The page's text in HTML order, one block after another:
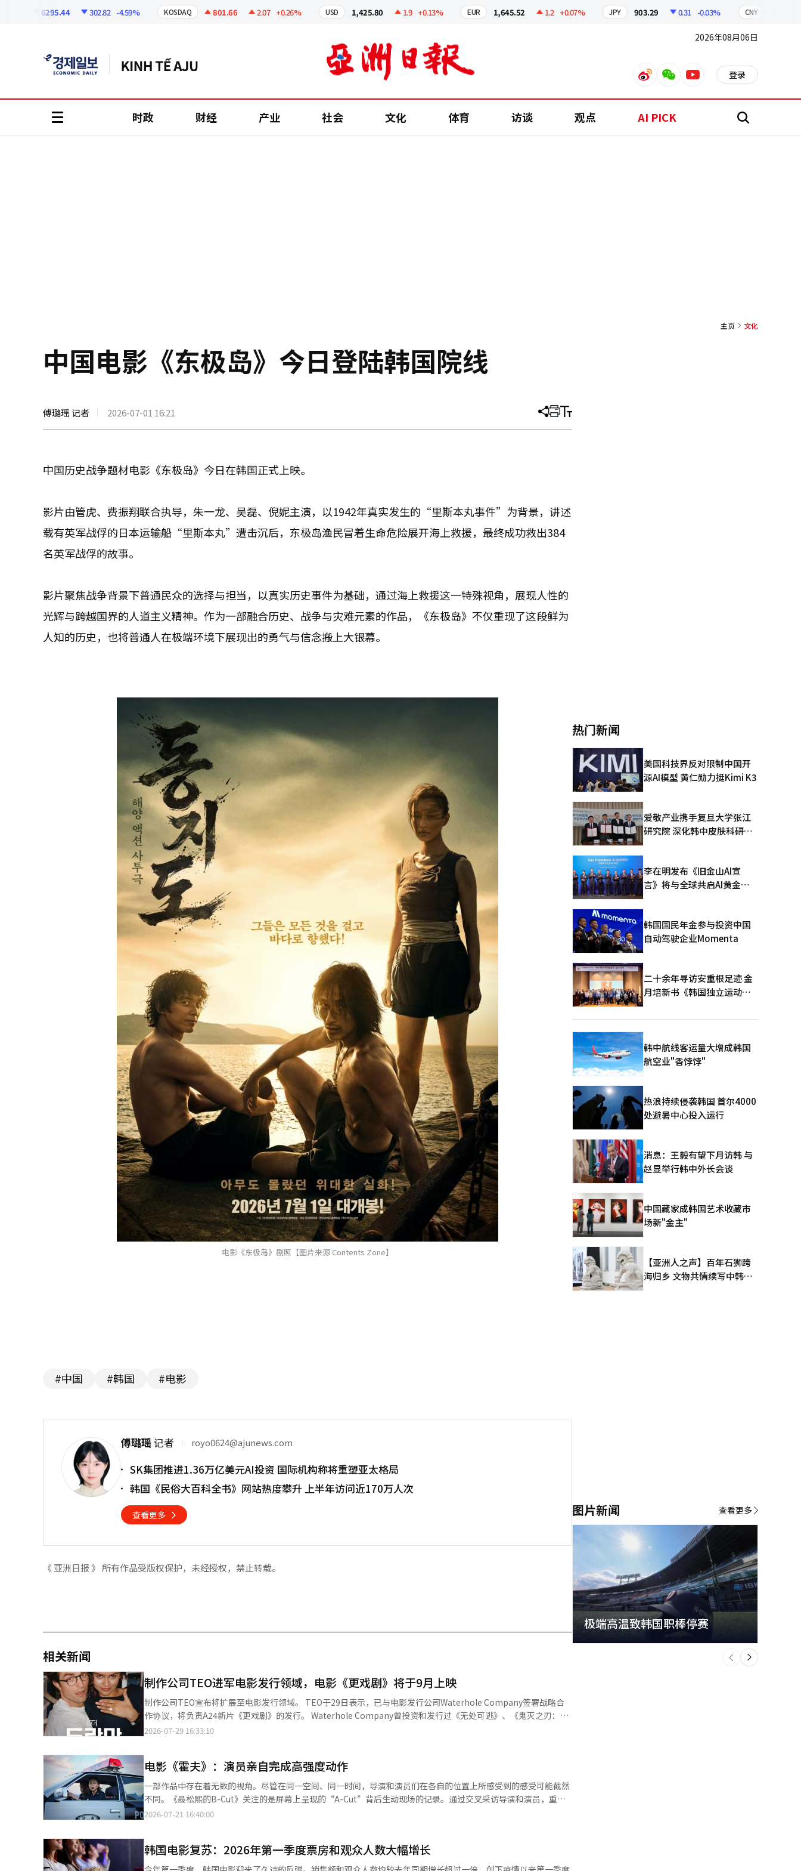
6295.44 302.82 -4.59% KOSDAQ 801.66 2.07 +0.26% USD 1,425.80 +0.13% EUR 1,645.52 +0.07% 903.29 0.31 -0.03% CNY 211.21
2026年08月06日
weiboweixinyoutube 登录
时政 财经 产业 社会 文化 体育 访谈 观点 AI PICK 搜
主页 文化
中国电影《东极岛》今日登陆韩国院线
傅璐瑶 记者 2026-07-01 16:21 分
文
打 调
大
中国历史战争题材电影《东极岛》今日在韩国正式上映。
影片由管虎、费振翔联合执导，朱一龙、吴磊、倪妮主演，以1942年真实发生的“里斯本丸事件”为背景，讲述
载有英军战俘的日本运输船“里斯本丸”遭击沉后，东极岛渔民冒着生命危险展开海上救援，最终成功救出384
名英军战俘的故事。
影片聚焦战争背景下普通民众的选择与担当，以真实历史事件为基础，通过海上救援这一特殊视角，展现人性的
光辉与跨越国界的人道主义精神。作为一部融合历史、战争与灾难元素的作品，《东极岛》不仅重现了这段鲜为
人知的历史，也将普通人在极端环境下展现出的勇气与信念搬上大银幕。
电影《东极岛》剧照【图片来源 Contents Zone】
#中国 #韩国 #电影
傅璐瑶记者 royo0624@ajunews.com
SK集团推进1.36万亿美元AI投资 国际机构称将重塑亚太格局
韩国《民俗大百科全书》网站热度攀升 上半年访问近170万人次
查看更多
《 亚洲日报 》 所有作品受版权保护，未经授权，禁止转载。
相关新闻
制作公司TEO进军电影发行领域，电影《更戏剧》将于9月上映
制作公司TEO宣布将扩展至电影发行领域。 TEO于29日表示，已与电影发行公司Waterhole Company签署战略合
作协议，将负责A24新片《更戏剧》的发行。 Waterhole Company曾投资和发行过《无处可逃》、《鬼灭之刃：无
限列车篇》、《爆裂鼓手》、《情书》、《分手的决心》、《经纪人》、《共助2》等多部作品。 通过此次合作，
片由Zendaya和罗伯特·帕丁森主演，被视为A24在2026年的期待之作。 TEO计划以《更戏剧》为起点，拓展其在
综艺和电影领域的内容交集，这与其近期发布的品牌重塑口号“点燃它（SPARK IT）”相呼应。 由金泰浩制作人创
立的TEO，过去推出了《地球麻布世界旅行》、《魔鬼计划》系列、《身体：100》、《好日子》、《沙龙滴》等跨
越多种类型和平台的内容。 金泰浩表示：“TEO追求的内容不仅仅是屏幕上的视频，而是大众所经历的每一个有价值
的瞬间。我们希望打破长视频与短视频、综艺与电影的界限，始终与热爱内容的人们更近一步。” 目前，TEO正在播
划3》等多部内容。※ 本报道经人工智能（AI）系统翻译与编辑。
2026-07-29 16:33:10
电影《霍夫》：演员亲自完成高强度动作
一部作品中存在着无数的视角。尽管在同一空间、同一时间，导演和演员们在各自的位置上所感受到的感受可能截然
不同。《最松熙的B-Cut》关注的是屏幕上呈现的“A-Cut”背后生动现场的记录。通过交叉采访导演和演员，重构
那些比完成的画面更为热烈的“B-Cut”瞬间。<编辑者注>电影《霍夫》剧照除了演员们的动作，现场也留下了许多
老师在宇宙飞船坠落时，在类似保健所的地方打开门向外看的脸。我认为那是经验的体现。看似微不足道，但那种感
觉很好。”（赵寅成）罗洪镇导演对与林贤植的合作也留下了深刻的印象。饰演海秀叔叔的林贤植需要消化长台词，
2026-07-21 16:40:00
韩国电影复苏：2026年第一季度票房和观众人数大幅增长
热门新闻
美国科技界反对限制中国开
源AI模型 黄仁勋力挺Kimi K3
爱敬产业携手复旦大学张江
研究院 深化韩中皮肤科研合
李在明发布《旧金山AI宣
言》将与全球共启AI黄金时
韩国国民年金参与投资中国
自动驾驶企业Momenta
二十余年寻访安重根足迹 金
月培新书《韩国独立运动圣
版
韩中航线客运量大增成韩国
航空业"香饽饽"
热浪持续侵袭韩国 首尔4000
处避暑中心投入运行
消息：王毅有望下月访韩 与
赵显举行韩中外长会谈
中国藏家成韩国艺术收藏市
场新"金主"
【亚洲人之声】百年石狮跨
海归乡 文物共情续写中韩人
图片新闻
极端高温致韩国职棒停赛
下
一
个
查看更多